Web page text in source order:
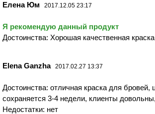
Елена Юм 2017.12.05 23:17
Я рекомендую данный продукт
Достоинства: Хорошая качественная краска
Elena Ganzha 2017.02.27 13:37
Достоинства: отличная краска для
сохраняется 3-4 недели, клиенты
Недостатки: нет